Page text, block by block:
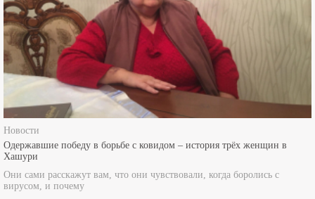
Новости
Одержавшие победу в борьбе с ковидом – история трёх женщин в
Хашури
Они сами расскажут вам, что они чувствовали, когда боролись с
вирусом, и почему
21:21 / 17.02.2021